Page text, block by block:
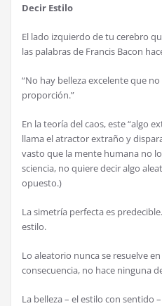
Decir Estilo
El lado izquierdo de tu cerebro
las palabras de Francis Bacon
“No hay belleza excelente que
proporción.”
En la teoría del caos, este “algo
llama el atractor extraño y
vasto que la mente humana no
sciencia, no quiere decir algo
opuesto.)
La simetría perfecta es
estilo.
Lo aleatorio nunca se resuelve
consecuencia, no hace ninguna
La belleza – el estilo con sentido